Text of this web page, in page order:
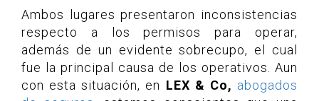
Ambos lugares presentaron inconsistencias
respecto a los permisos para operar,
además de un evidente sobrecupo, el cual
fue la principal causa de los operativos. Aun
con esta situación, en LEX & Co, abogados